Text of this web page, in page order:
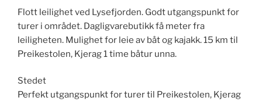
Flott leilighet ved Lysefjorden. Godt utgangspunkt for
turer i området. Dagligvarebutikk få meter fra
leiligheten. Mulighet for leie av båt og kajakk. 15 km til
Preikestolen, Kjerag 1 time båtur unna.
Stedet
Perfekt utgangspunkt for turer til Preikestolen, Kjerag